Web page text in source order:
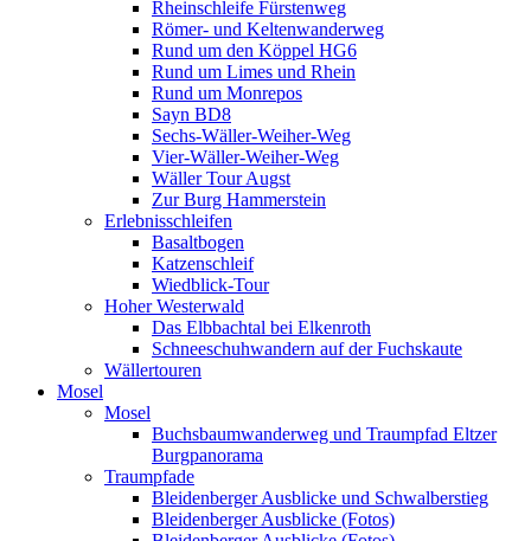
Rheinschleife Fürstenweg
Römer- und Keltenwanderweg
Rund um den Köppel HG6
Rund um Limes und Rhein
Rund um Monrepos
Sayn BD8
Sechs-Wäller-Weiher-Weg
Vier-Wäller-Weiher-Weg
Wäller Tour Augst
Zur Burg Hammerstein
Erlebnisschleifen
Basaltbogen
Katzenschleif
Wiedblick-Tour
Hoher Westerwald
Das Elbbachtal bei Elkenroth
Schneeschuhwandern auf der Fuchskaute
Wällertouren
Mosel
Mosel
Buchsbaumwanderweg und Traumpfad Eltzer
Burgpanorama
Traumpfade
Bleidenberger Ausblicke und Schwalberstieg
Bleidenberger Ausblicke (Fotos)